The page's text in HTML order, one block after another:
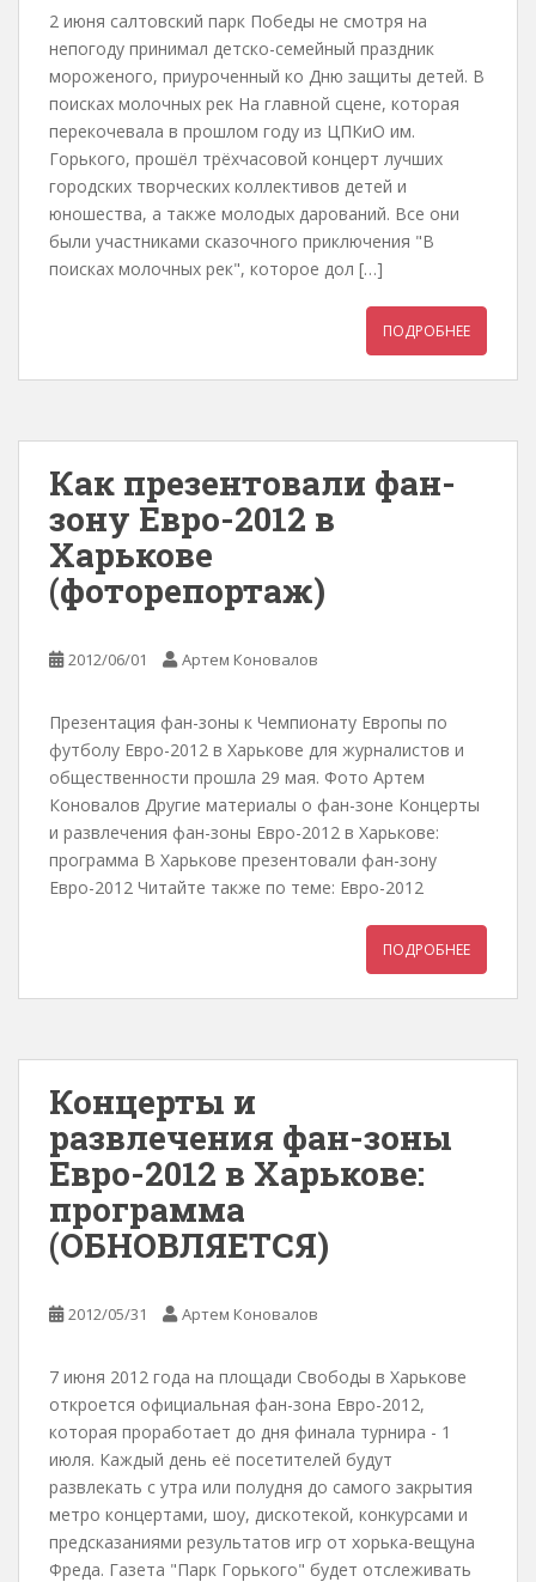
2 июня салтовский парк Победы не смотря на
непогоду принимал детско-семейный праздник
мороженого, приуроченный ко Дню защиты детей. В
поисках молочных рек На главной сцене, которая
перекочевала в прошлом году из ЦПКиО им.
Горького, прошёл трёхчасовой концерт лучших
городских творческих коллективов детей и
юношества, а также молодых дарований. Все они
были участниками сказочного приключения "В
поисках молочных рек", которое дол […]
ПОДРОБНЕЕ
Как презентовали фан-
зону Евро-2012 в
Харькове
(фоторепортаж)
2012/06/01 Артем Коновалов
Презентация фан-зоны к Чемпионату Европы по
футболу Евро-2012 в Харькове для журналистов и
общественности прошла 29 мая. Фото Артем
Коновалов Другие материалы о фан-зоне Концерты
и развлечения фан-зоны Евро-2012 в Харькове:
программа В Харькове презентовали фан-зону
Евро-2012 Читайте также по теме: Евро-2012
ПОДРОБНЕЕ
Концерты и
развлечения фан-зоны
Евро-2012 в Харькове:
программа
(ОБНОВЛЯЕТСЯ)
2012/05/31 Артем Коновалов
7 июня 2012 года на площади Свободы в Харькове
откроется официальная фан-зона Евро-2012,
которая проработает до дня финала турнира - 1
июля. Каждый день её посетителей будут
развлекать с утра или полудня до самого закрытия
метро концертами, шоу, дискотекой, конкурсами и
предсказаниями результатов игр от хорька-вещуна
Фреда. Газета "Парк Горького" будет отслеживать